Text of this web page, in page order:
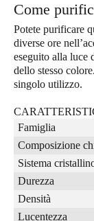
Come
Potete purificare
diverse ore
eseguito alla luce
dello stesso
singolo utilizzo.
Famiglia
Composizione
Sistema
Durezza
Densità
Lucentezza